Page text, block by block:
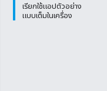
เรียกใช้แอปตัวอย่าง
แบบเต็มในเครื่อง